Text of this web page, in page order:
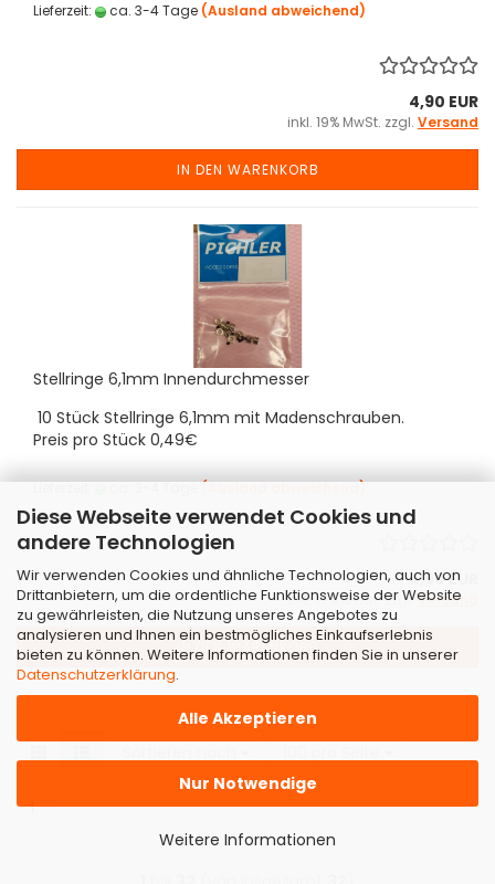
Diese Webseite verwendet Cookies und
andere Technologien
Wir verwenden Cookies und ähnliche Technologien, auch von
Drittanbietern, um die ordentliche Funktionsweise der Website
zu gewährleisten, die Nutzung unseres Angebotes zu
analysieren und Ihnen ein bestmögliches Einkaufserlebnis
bieten zu können. Weitere Informationen finden Sie in unserer
Datenschutzerklärung.
Alle Akzeptieren
Nur Notwendige
Weitere Informationen
Lieferzeit: ca. 3-4 Tage (Ausland abweichend)
4,90 EUR
inkl. 19% MwSt. zzgl. Versand
IN DEN WARENKORB
Stellringe 6,1mm Innendurchmesser
10 Stück Stellringe 6,1mm mit Madenschrauben.
Preis pro Stück 0,49€
Lieferzeit: ca. 3-4 Tage(Ausland abweichend)
4,90 EUR
inkl. 19% MwSt. zzgl.Versand
IN DEN WARENKORB
1